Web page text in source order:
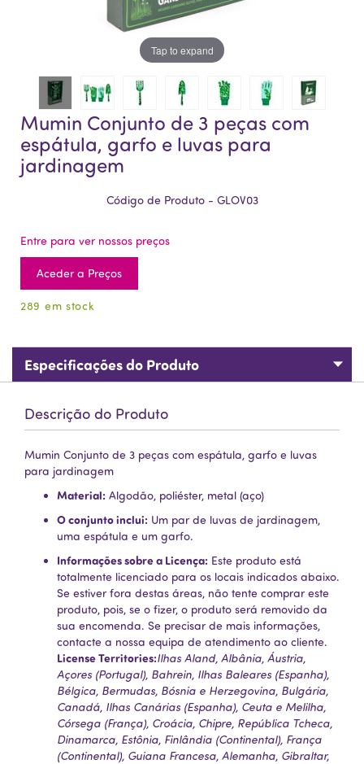
Tap to expand
Mumin Conjunto de 3 peças com
espátula, garfo e luvas para
jardinagem
Código de Produto - GLOV03
Entre para ver nossos preços
Aceder a Preços
289 em stock
Especificações do Produto
Descrição do Produto
Mumin Conjunto de 3 peças com espátula, garfo e luvas
para jardinagem
Material: Algodão, poliéster, metal (aço)
O conjunto inclui: Um par de luvas de jardinagem,
uma espátula e um garfo.
Informações sobre a Licença: Este produto está
totalmente licenciado para os locais indicados abaixo.
Se estiver fora destas áreas, não tente comprar este
produto, pois, se o fizer, o produto será removido da
sua encomenda. Se precisar de mais informações,
contacte a nossa equipa de atendimento ao cliente.
License Territories:Ilhas Aland, Albânia, Áustria,
Açores (Portugal), Bahrein, Ilhas Baleares (Espanha),
Bélgica, Bermudas, Bósnia e Herzegovina, Bulgária,
Canadá, Ilhas Canárias (Espanha), Ceuta e Melilha,
Córsega (França), Croácia, Chipre, República Tcheca,
Dinamarca, Estônia, Finlândia (Continental), França
(Continental), Guiana Francesa, Alemanha, Gibraltar,